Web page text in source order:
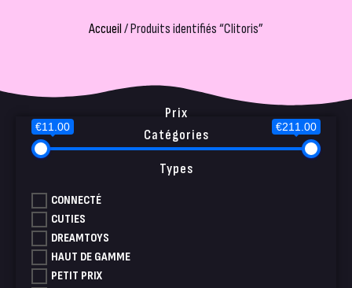
Accueil/ Produits identifiés “Clitoris”
Catégories
Prix
€11.00 €211.00
Types
CONNECTÉ
CUTIES
DREAMTOYS
HAUT DE GAMME
PETIT PRIX